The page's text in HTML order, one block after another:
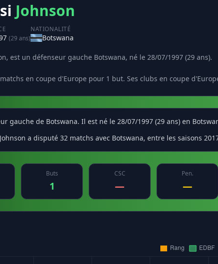
Johnson
(29 ans)
NATIONALITÉ
Botswana
est un défenseur gauche Botswana, né le 28/07/1997 (29 ans).
en coupe d'Europe pour 1 but. Ses clubs en coupe
gauche de Botswana. Il est né le 28/07/1997 (29 ans) en
a disputé 32 matchs avec Botswana, entre les saisons
Buts
1
CSC
—
Pen.
—